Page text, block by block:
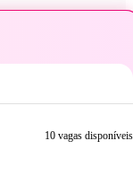
10 vagas disponíveis